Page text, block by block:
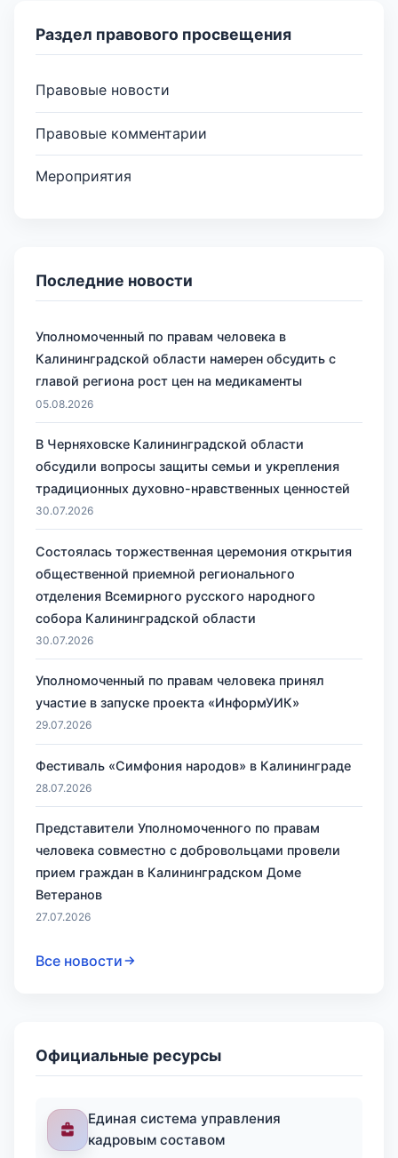
Раздел правового просвещения
Правовые новости
Правовые комментарии
Мероприятия
Последние новости
Уполномоченный по правам человека в
Калининградской области намерен обсудить с
главой региона рост цен на медикаменты
05.08.2026
В Черняховске Калининградской области
обсудили вопросы защиты семьи и укрепления
традиционных духовно-нравственных ценностей
30.07.2026
Состоялась торжественная церемония открытия
общественной приемной регионального
отделения Всемирного русского народного
собора Калининградской области
30.07.2026
Уполномоченный по правам человека принял
участие в запуске проекта «ИнформУИК»
29.07.2026
Фестиваль «Симфония народов» в Калининграде
28.07.2026
Представители Уполномоченного по правам
человека совместно с добровольцами провели
прием граждан в Калининградском Доме
Ветеранов
27.07.2026
Все новости
Официальные ресурсы
Единая система управления
кадровым составом